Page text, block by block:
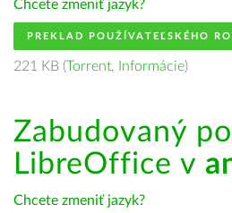
Chcete zmeniť jazyk?
PREKLAD POUŽÍVATEĽSKÉHO
221 KB (Torrent, Informácie)
Zabudovaný
LibreOffice v
Chcete zmeniť jazyk?